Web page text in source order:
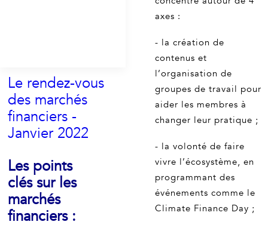
axes :
- la création de
contenus et
l’organisation de
groupes de travail pour
aider les membres à
changer leur pratique ;
- la volonté de faire
vivre l’écosystème, en
programmant des
événements comme le
Climate Finance Day ;
Le rendez-vous
des marchés
financiers -
Janvier 2022
Les points
clés sur les
marchés
financiers :